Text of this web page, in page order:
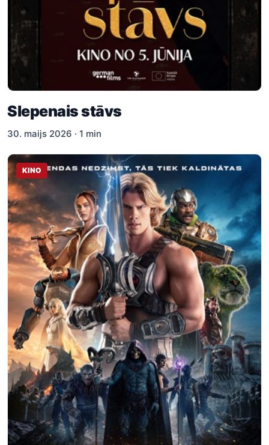
Slepenais stāvs
30. maijs 2026 · 1 min
KINO